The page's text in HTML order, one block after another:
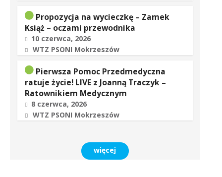
Propozycja na wycieczkę – Zamek
Książ – oczami przewodnika
10 czerwca, 2026
WTZ PSONI Mokrzeszów
Pierwsza Pomoc Przedmedyczna
ratuje życie! LIVE z Joanną Traczyk –
Ratownikiem Medycznym
8 czerwca, 2026
WTZ PSONI Mokrzeszów
więcej